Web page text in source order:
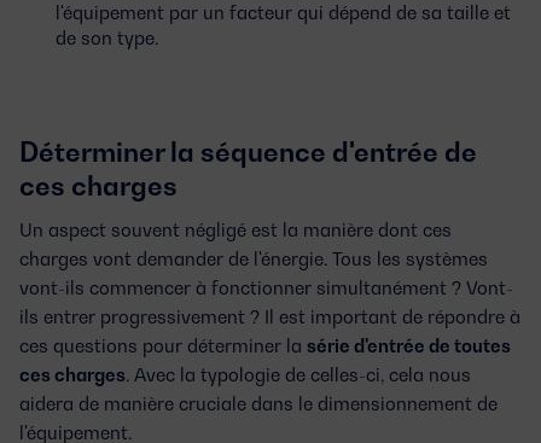
l'équipement par un facteur qui dépend de sa taille et
de son type.
Déterminer la séquence d'entrée de
ces charges
Un aspect souvent négligé est la manière dont ces
charges vont demander de l'énergie. Tous les systèmes
vont-ils commencer à fonctionner simultanément ? Vont-
ils entrer progressivement ? Il est important de répondre à
ces questions pour déterminer la série d'entrée de toutes
ces charges. Avec la typologie de celles-ci, cela nous
aidera de manière cruciale dans le dimensionnement de
l'équipement.